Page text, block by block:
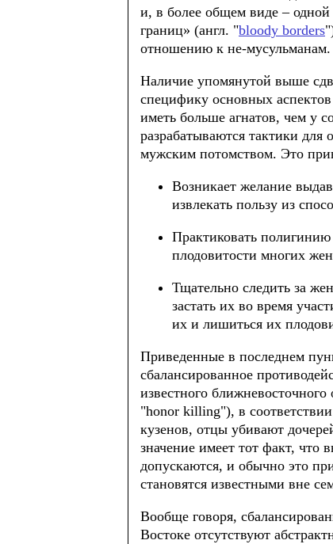
и, в более общем виде –
границ» (англ. "bloody borders
отношению к не-мусульманам.
Наличие упомянутой выше
специфику основных
иметь больше агнатов, чем у
разрабатываются тактики для
мужским потомством. Это
Возникает желание
извлекать пользу из
Практиковать
плодовитости многих
Тщательно следить за
застать их во время
их и лишиться их
Приведенные в последнем
сбалансированное
известного
"honor killing"), в
кузенов, отцы убивают
значение имеет тот факт,
допускаются, и обычно это
становятся известными вне
Вообще говоря,
Востоке отсутствуют